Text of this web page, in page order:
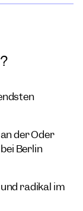
der Oder
Berlin
radikal im